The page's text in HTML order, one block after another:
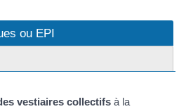
ou EPI
vestiaires collectifs à la